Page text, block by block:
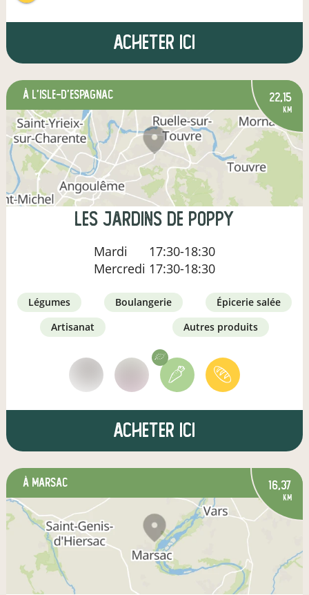
Acheter ici
à L'Isle-d'Espagnac 22,15
km
Les Jardins de Poppy
Mardi
17:30-18:30
Mercredi 17:30-18:30
légumes boulangerie
épicerie salée
artisanat
autres produits
Acheter ici
à Marsac 16,37
km